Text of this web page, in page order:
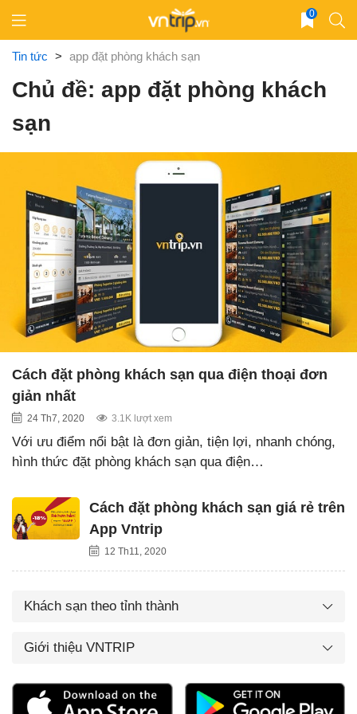
content
0
Tin tức > app đặt phòng khách sạn
Chủ đề: app đặt phòng khách
sạn
Cách đặt phòng khách sạn qua điện thoại đơn
giản nhất
24 Th7, 2020 3.1K lượt xem
Với ưu điểm nổi bật là đơn giản, tiện lợi, nhanh chóng,
hình thức đặt phòng khách sạn qua điện…
Cách đặt phòng khách sạn giá rẻ trên
App Vntrip
12 Th11, 2020
Khách sạn theo tỉnh thành
Giới thiệu VNTRIP